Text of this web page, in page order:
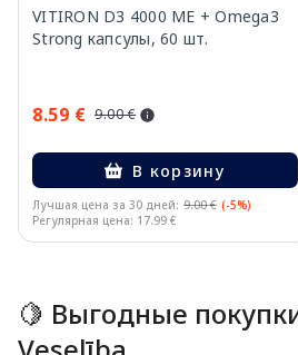
VITIRON D3 4000 МЕ + Omega3
Strong капсулы, 60 шт.
8.59 € 9.00 €
В корзину
Лучшая цена за 30 дней: 9.00 € (-5%)
Регулярная цена: 17.99 €
🍋 Выгодные